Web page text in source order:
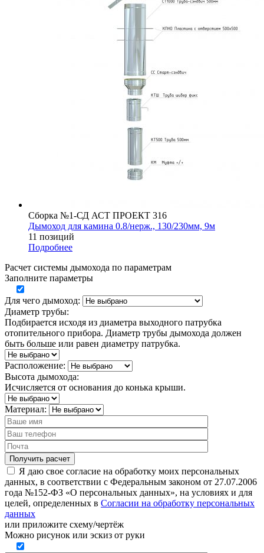
Сборка №1-СД АСТ ПРОЕКТ 316
Дымоход для камина 0.8/нерж., 130/230мм, 9м
11 позиций
Подробнее
Расчет системы дымохода по параметрам
Заполните параметры
Для чего дымоход:
Диаметр трубы:
Подбирается исходя из диаметра выходного патрубка
отопительного прибора. Диаметр трубы дымохода должен
быть больше или равен диаметру патрубка.
Расположение:
Высота дымохода:
Исчисляется от основания до конька крыши.
Материал:
Я даю свое согласие на обработку моих персональных
данных, в соответствии с Федеральным законом от 27.07.2006
года №152-ФЗ «О персональных данных», на условиях и для
целей, определенных в Согласии на обработку персональных
данных
или приложите схему/чертёж
Можно рисунок или эскиз от руки